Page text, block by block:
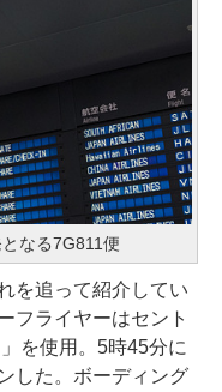
なる7G811便
を追って紹介してい
フライヤーはセント
を使用。5時45分に
した。ボーディング